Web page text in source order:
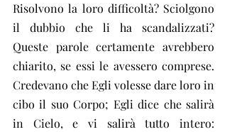
Risolvono la loro difficoltà? Sciolgono
il dubbio che li ha scandalizzati?
Queste parole certamente avrebbero
chiarito, se essi le avessero comprese.
Credevano che Egli volesse dare loro in
cibo il suo Corpo; Egli dice che salirà
in Cielo, e vi salirà tutto intero: